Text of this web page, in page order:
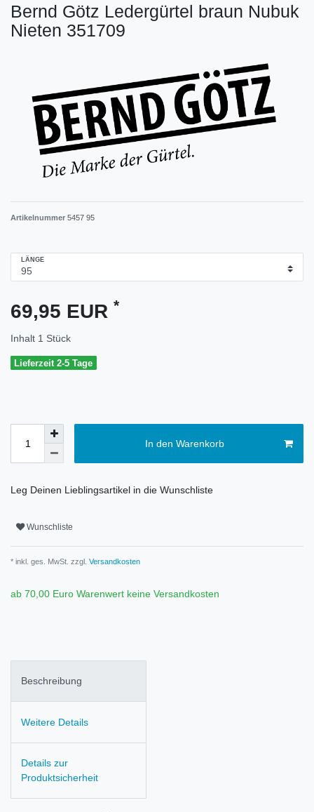
Bernd Götz Ledergürtel braun Nubuk
Nieten 351709
Artikelnummer 5457 95
LÄNGE
69,95 EUR *
Inhalt 1 Stück
Lieferzeit 2-5 Tage
In den Warenkorb
Leg Deinen Lieblingsartikel in die Wunschliste
Wunschliste
* inkl. ges. MwSt. zzgl. Versandkosten
ab 70,00 Euro Warenwert keine Versandkosten
Beschreibung
Weitere Details
Details zur
Produktsicherheit